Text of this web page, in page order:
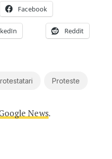
Facebook
Reddit
Proteste
News.